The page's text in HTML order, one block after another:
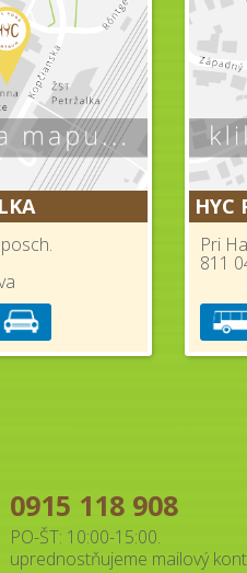
HYC
Pri
811
0915 118 908
PO-ŠT: 10:00-15:00.
uprednostňujeme mailový